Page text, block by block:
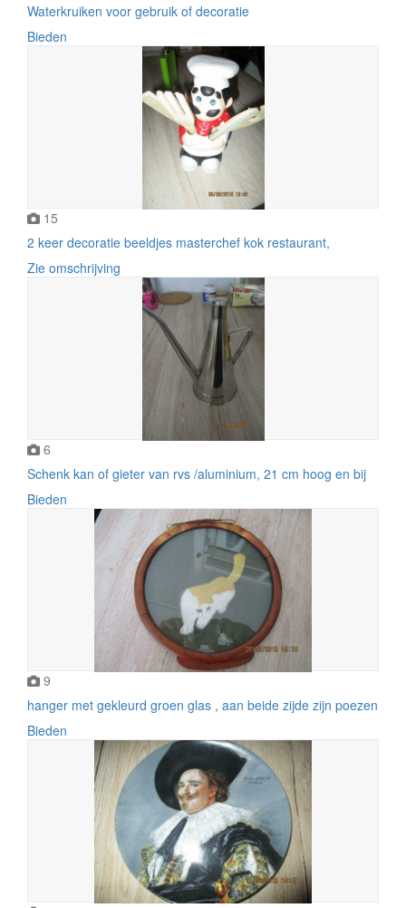
Waterkruiken voor gebruik of decoratie
Bieden
15
2 keer decoratie beeldjes masterchef kok restaurant,
Zie omschrijving
6
Schenk kan of gieter van rvs /aluminium, 21 cm hoog en bij
Bieden
9
hanger met gekleurd groen glas , aan beide zijde zijn poezen
Bieden